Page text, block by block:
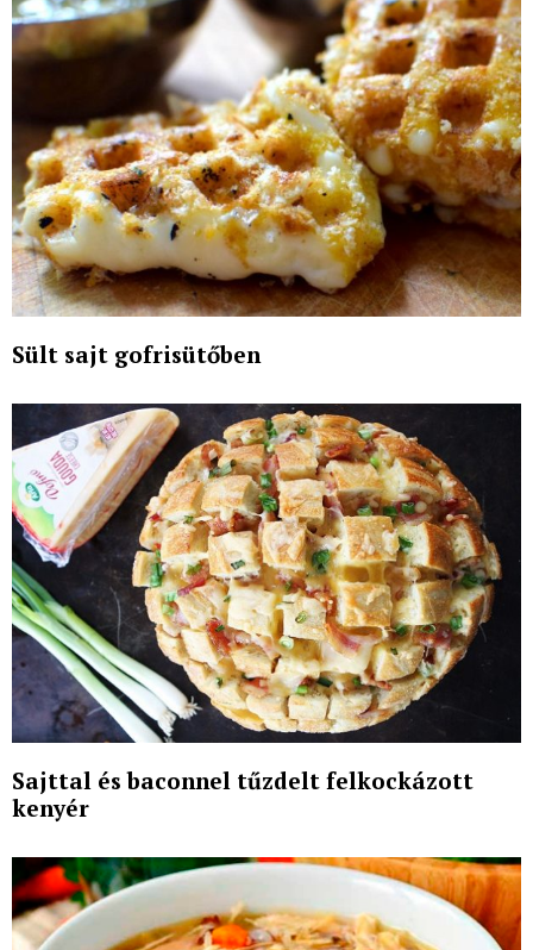
Sült sajt gofrisütőben
Sajttal és baconnel tűzdelt felkockázott
kenyér